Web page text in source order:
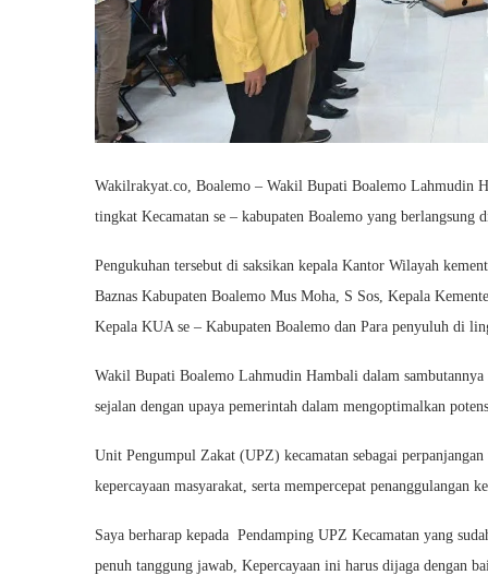
Wakilrakyat.co, Boalemo – Wakil Bupati Boalemo Lahmudin
tingkat Kecamatan se – kabupaten Boalemo yang
Pengukuhan tersebut di saksikan kepala Kantor Wilayah
Baznas Kabupaten Boalemo Mus Moha, S Sos, Kepala
Kepala KUA se – Kabupaten Boalemo dan Para penyuluh di
Wakil Bupati Boalemo Lahmudin Hambali dalam
sejalan dengan upaya pemerintah dalam mengoptimalkan
Unit Pengumpul Zakat (UPZ) kecamatan sebagai
kepercayaan masyarakat, serta mempercepat penanggulangan
Saya berharap kepada Pendamping UPZ Kecamatan yang
penuh tanggung jawab, Kepercayaan ini harus dijaga dengan